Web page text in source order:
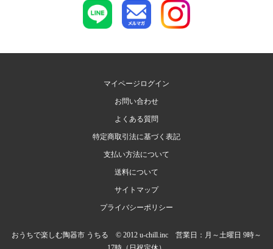
マイページログイン
お問い合わせ
よくある質問
特定商取引法に基づく表記
支払い方法について
送料について
サイトマップ
プライバシーポリシー
おうちで楽しむ陶器市 うちる © 2012 u-chill.inc 営業日：月～土曜日 9時～